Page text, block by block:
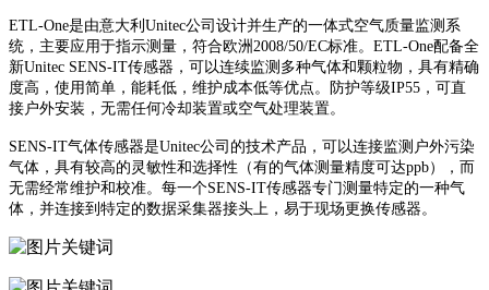
ETL-One是由意大利Unitec公司设计并生产的一体式空气质量监测系
统，主要应用于指示测量，符合欧洲2008/50/EC标准。ETL-One配备全
新Unitec SENS-IT传感器，可以连续监测多种气体和颗粒物，具有精确
度高，使用简单，能耗低，维护成本低等优点。防护等级IP55，可直
接户外安装，无需任何冷却装置或空气处理装置。
SENS-IT气体传感器是Unitec公司的技术产品，可以连接监测户外污染
气体，具有较高的灵敏性和选择性（有的气体测量精度可达ppb），而
无需经常维护和校准。每一个SENS-IT传感器专门测量特定的一种气
体，并连接到特定的数据采集器接头上，易于现场更换传感器。